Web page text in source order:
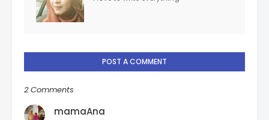
POST A COMMENT
2 Comments
mamaAna